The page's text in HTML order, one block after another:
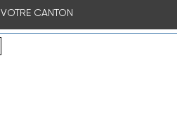
VOTRE CANTON